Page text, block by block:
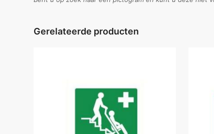
Gerelateerde producten